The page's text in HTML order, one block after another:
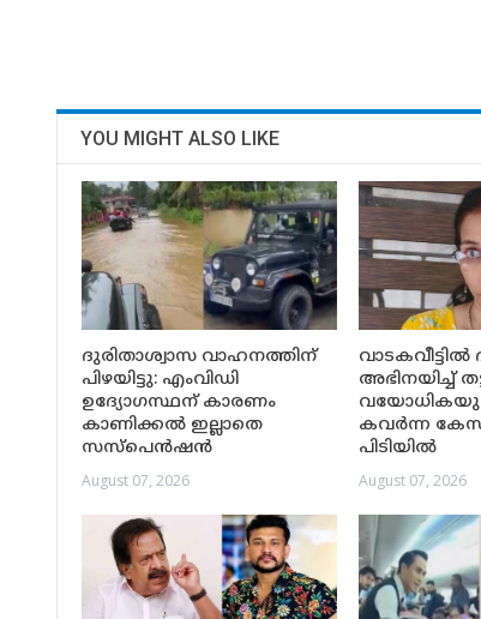
YOU MIGHT ALSO LIKE
ദുരിതാശ്വാസ വാഹനത്തിന്
പിഴയിട്ടു: എംവിഡി
ഉദ്യോഗസ്ഥന് കാരണം
കാണിക്കൽ ഇല്ലാതെ
സസ്‌പെൻഷൻ
August 07, 2026
വാടകവീട്ടിൽ
അഭിനയിച്ച്
കവർന്ന
പിടിയിൽ
August 07, 2026